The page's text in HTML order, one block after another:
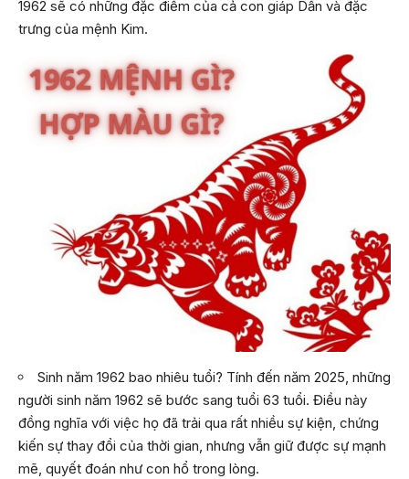
1962 sẽ có những đặc điểm của cả con giáp Dần và đặc
trưng của mệnh Kim.
Sinh năm 1962 bao nhiêu tuổi? Tính đến năm 2025, những
người sinh năm 1962 sẽ bước sang tuổi 63 tuổi. Điều này
đồng nghĩa với việc họ đã trải qua rất nhiều sự kiện, chứng
kiến sự thay đổi của thời gian, nhưng vẫn giữ được sự mạnh
mẽ, quyết đoán như con hổ trong lòng.